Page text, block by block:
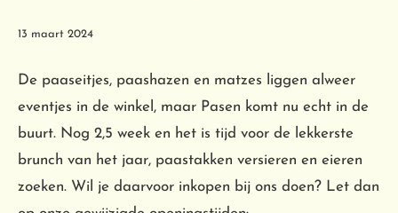
13 maart 2024
De paaseitjes, paashazen en matzes liggen alweer
eventjes in de winkel, maar Pasen komt nu echt in de
buurt. Nog 2,5 week en het is tijd voor de lekkerste
brunch van het jaar, paastakken versieren en eieren
zoeken. Wil je daarvoor inkopen bij ons doen? Let dan